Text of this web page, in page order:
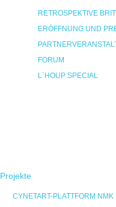
RETROSPEKTIVE
ERÖFFNUNG UND
FORUM
L`HOUP SPECIAL
Projekte
CYNETART-PLATTFORM NMK